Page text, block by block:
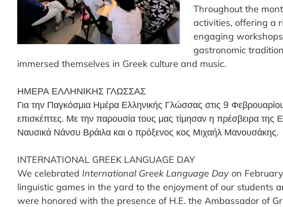
Throughout the
activities, offering a
engaging
gastronomic
immersed themselves in Greek culture and music.
ΗΜΕΡΑ ΕΛΛΗΝΙΚΗΣ ΓΛΩΣΣΑΣ
Για την Παγκόσμια Ημέρα Ελληνικής Γλώσσας στις 9
επισκέπτες. Με την παρουσία τους μας τίμησαν η πρέσβειρα της
Ναυσικά Νάνσυ Βράιλα και ο πρόξενος κος Μιχαήλ Μανουσάκης.
INTERNATIONAL GREEK LANGUAGE DAY
We celebrated International Greek Language Day on
linguistic games in the yard to the enjoyment of our students
were honored with the presence of H.E. the Ambassador of